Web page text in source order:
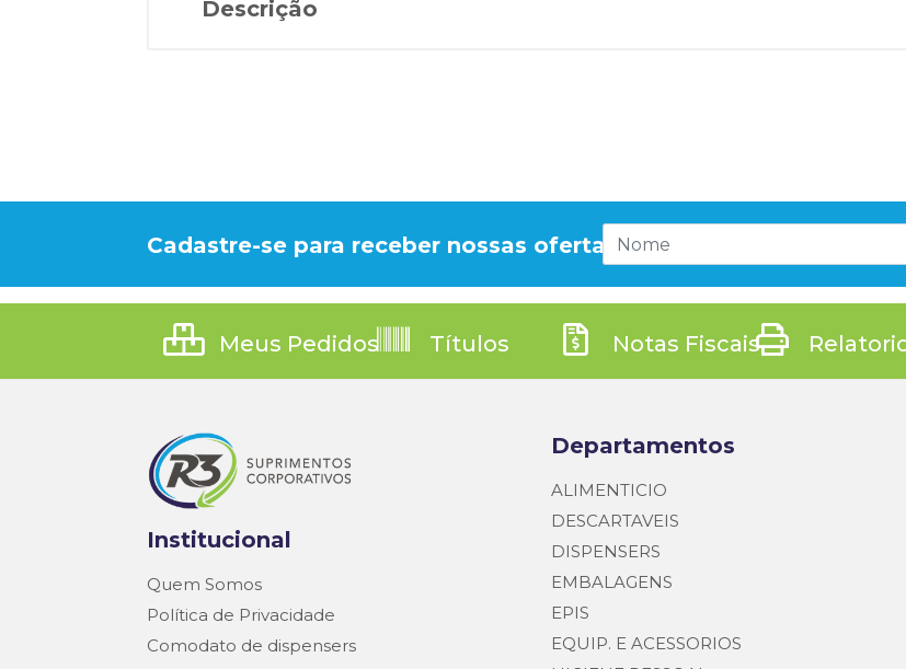
Descrição
Cadastre-se para receber nossas ofertas!
Meus Pedidos Títulos Notas Fiscais
Institucional
Quem Somos
Política de Privacidade
Comodato de dispensers
Departamentos
ALIMENTICIO
DESCARTAVEIS
DISPENSERS
EMBALAGENS
EPIS
EQUIP. E ACESSORIOS